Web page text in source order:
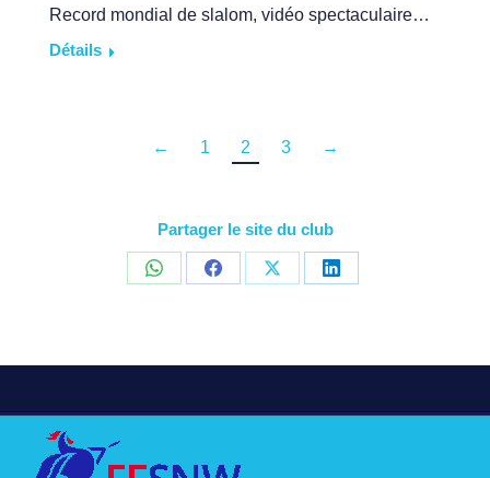
Record mondial de slalom, vidéo spectaculaire…
Détails
← 1 2 3 →
Partager le site du club
Share
Share
Share
Share